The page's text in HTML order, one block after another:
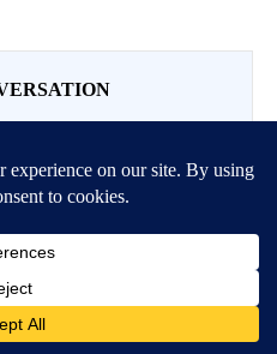
and relevant. You